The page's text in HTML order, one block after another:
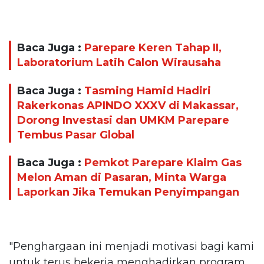
Baca Juga : Parepare Keren Tahap II,
Laboratorium Latih Calon Wirausaha
Baca Juga : Tasming Hamid Hadiri
Rakerkonas APINDO XXXV di Makassar,
Dorong Investasi dan UMKM Parepare
Tembus Pasar Global
Baca Juga : Pemkot Parepare Klaim Gas
Melon Aman di Pasaran, Minta Warga
Laporkan Jika Temukan Penyimpangan
"Penghargaan ini menjadi motivasi bagi kami